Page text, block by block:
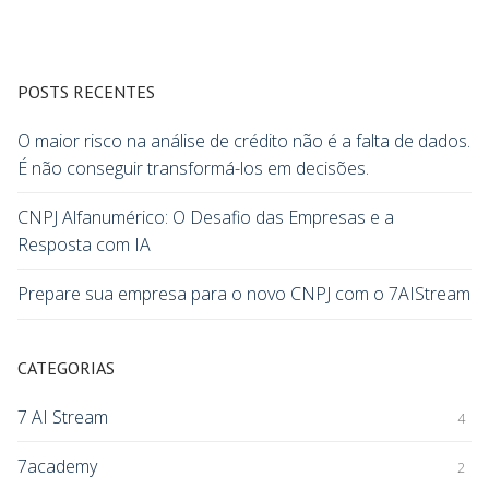
POSTS RECENTES
O maior risco na análise de crédito não é a falta de dados.
É não conseguir transformá-los em decisões.
CNPJ Alfanumérico: O Desafio das Empresas e a
Resposta com IA
Prepare sua empresa para o novo CNPJ com o 7AIStream
CATEGORIAS
7 AI Stream 4
7academy 2